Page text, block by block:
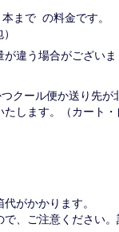
まで の料金です。
違う場合がございま
クール便か送り先が
します。（カート・
がかかります。
で、ご注意ください。